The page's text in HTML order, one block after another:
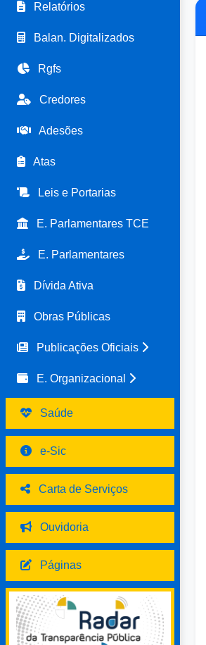
Relatórios
Balan. Digitalizados
Rgfs
Credores
Adesões
Atas
Leis e Portarias
E. Parlamentares TCE
E. Parlamentares
Dívida Ativa
Obras Públicas
Publicações Oficiais
E. Organizacional
Saúde
e-Sic
Carta de Serviços
Ouvidoria
Páginas